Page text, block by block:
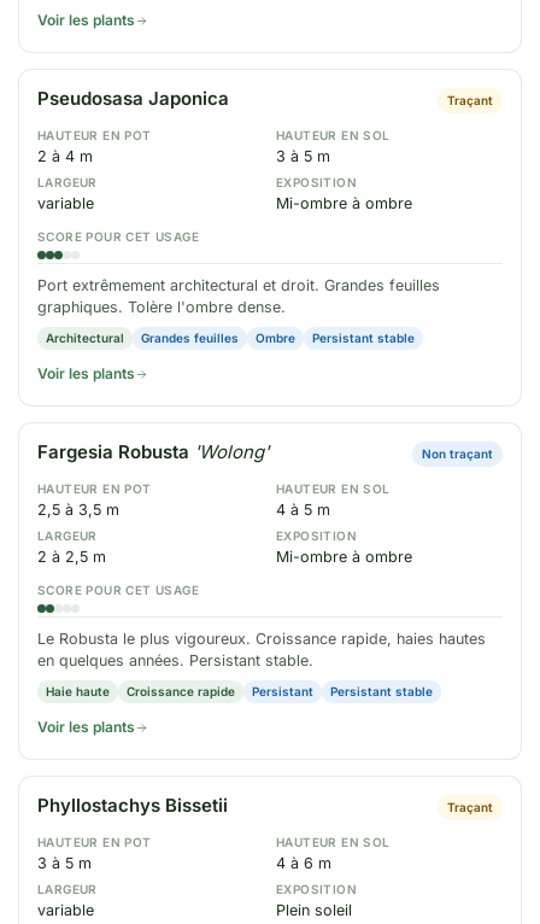
Voir les plants
Pseudosasa Japonica Traçant
HAUTEUR EN POT
2 à 4 m
HAUTEUR EN SOL
3 à 5 m
LARGEUR
variable
EXPOSITION
Mi-ombre à ombre
SCORE POUR CET USAGE
Port extrêmement architectural et droit. Grandes feuilles
graphiques. Tolère l'ombre dense.
Architectural Grandes feuilles Ombre Persistant stable
Voir les plants
Fargesia Robusta 'Wolong' Non traçant
HAUTEUR EN POT
2,5 à 3,5 m
HAUTEUR EN SOL
4 à 5 m
LARGEUR
2 à 2,5 m
EXPOSITION
Mi-ombre à ombre
SCORE POUR CET USAGE
Le Robusta le plus vigoureux. Croissance rapide, haies hautes
en quelques années. Persistant stable.
Haie haute Croissance rapide Persistant Persistant stable
Voir les plants
Phyllostachys Bissetii Traçant
HAUTEUR EN POT
3 à 5 m
HAUTEUR EN SOL
4 à 6 m
LARGEUR
variable
EXPOSITION
Plein soleil